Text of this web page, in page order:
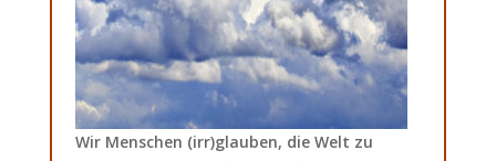
Wir Menschen (irr)glauben, die Welt zu